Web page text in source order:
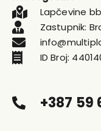
+387 59
Lapčevine
Zastupnik:
ID Broj: